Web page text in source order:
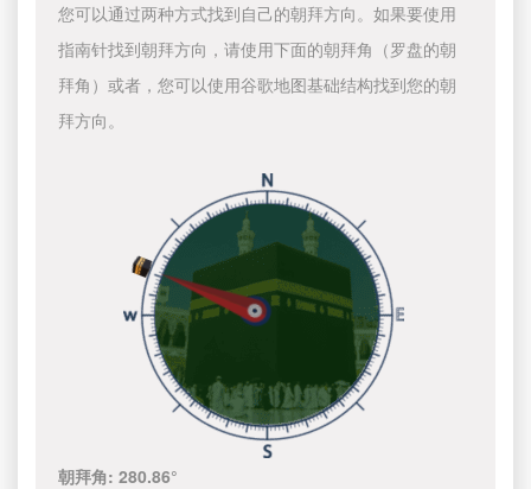
您可以通过两种方式找到自己的朝拜方向。如果要使用
指南针找到朝拜方向，请使用下面的朝拜角（罗盘的朝
拜角）或者，您可以使用谷歌地图基础结构找到您的朝
拜方向。
朝拜角:280.86°